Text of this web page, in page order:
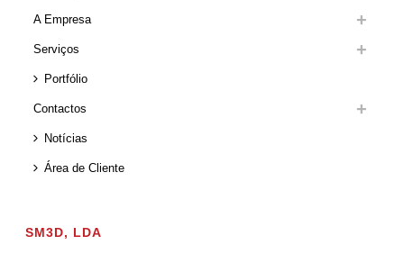
A Empresa
Serviços
Portfólio
Contactos
Notícias
Área de Cliente
SM3D, LDA